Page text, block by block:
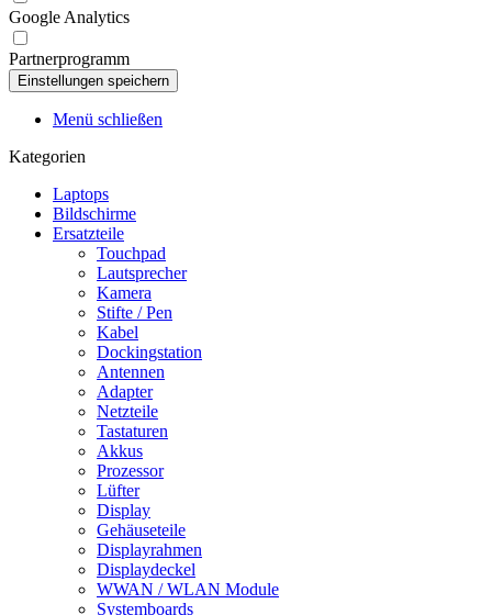
Google Analytics
Partnerprogramm
Menü schließen
Kategorien
Laptops
Bildschirme
Ersatzteile
Touchpad
Lautsprecher
Kamera
Stifte / Pen
Kabel
Dockingstation
Antennen
Adapter
Netzteile
Tastaturen
Akkus
Prozessor
Lüfter
Display
Gehäuseteile
Displayrahmen
Displaydeckel
WWAN / WLAN Module
Systemboards